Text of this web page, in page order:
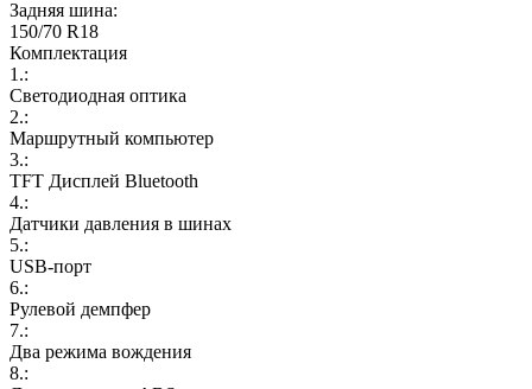
Задняя шина:
150/70 R18
Комплектация
1.:
Светодиодная оптика
2.:
Маршрутный компьютер
3.:
TFT Дисплей Bluetooth
4.:
Датчики давления в шинах
5.:
USB-порт
6.:
Рулевой демпфер
7.:
Два режима вождения
8.: